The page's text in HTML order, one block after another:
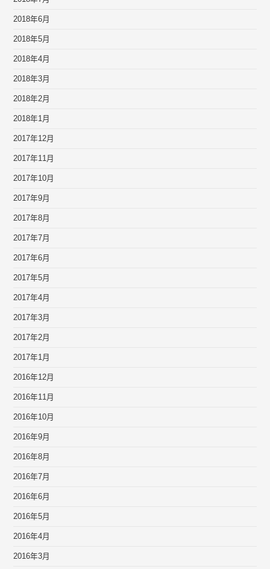
2018年6月
2018年5月
2018年4月
2018年3月
2018年2月
2018年1月
2017年12月
2017年11月
2017年10月
2017年9月
2017年8月
2017年7月
2017年6月
2017年5月
2017年4月
2017年3月
2017年2月
2017年1月
2016年12月
2016年11月
2016年10月
2016年9月
2016年8月
2016年7月
2016年6月
2016年5月
2016年4月
2016年3月